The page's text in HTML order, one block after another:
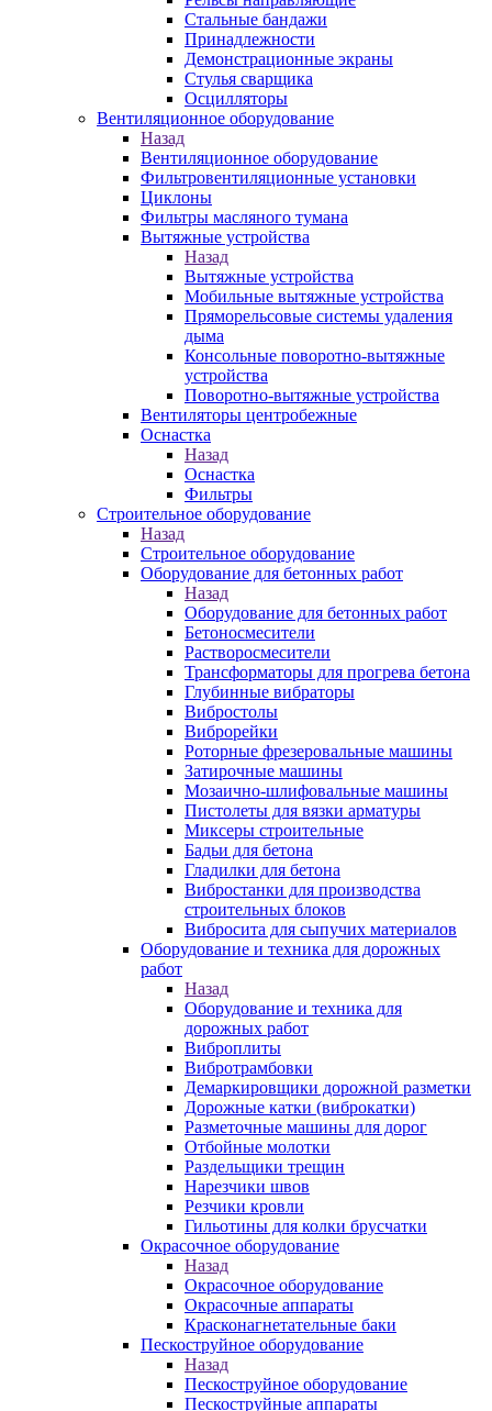
Стальные бандажи
Принадлежности
Демонстрационные экраны
Стулья сварщика
Осцилляторы
Вентиляционное оборудование
Назад
Вентиляционное оборудование
Фильтровентиляционные установки
Циклоны
Фильтры масляного тумана
Вытяжные устройства
Назад
Вытяжные устройства
Мобильные вытяжные устройства
Пряморельсовые системы удаления
дыма
Консольные поворотно-вытяжные
устройства
Поворотно-вытяжные устройства
Вентиляторы центробежные
Оснастка
Назад
Оснастка
Фильтры
Строительное оборудование
Назад
Строительное оборудование
Оборудование для бетонных работ
Назад
Оборудование для бетонных работ
Бетоносмесители
Растворосмесители
Трансформаторы для прогрева бетона
Глубинные вибраторы
Вибростолы
Виброрейки
Роторные фрезеровальные машины
Затирочные машины
Мозаично-шлифовальные машины
Пистолеты для вязки арматуры
Миксеры строительные
Бадьи для бетона
Гладилки для бетона
Вибростанки для производства
строительных блоков
Вибросита для сыпучих материалов
Оборудование и техника для дорожных
работ
Назад
Оборудование и техника для
дорожных работ
Виброплиты
Вибротрамбовки
Демаркировщики дорожной разметки
Дорожные катки (виброкатки)
Разметочные машины для дорог
Отбойные молотки
Раздельщики трещин
Нарезчики швов
Резчики кровли
Гильотины для колки брусчатки
Окрасочное оборудование
Назад
Окрасочное оборудование
Окрасочные аппараты
Красконагнетательные баки
Пескоструйное оборудование
Назад
Пескоструйное оборудование
Пескоструйные аппараты